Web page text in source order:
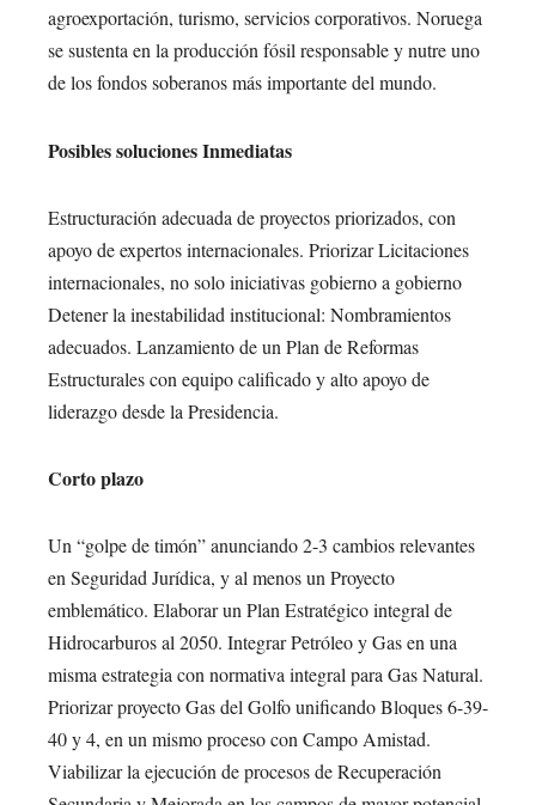
agroexportación, turismo, servicios corporativos. Noruega
se sustenta en la producción fósil responsable y nutre uno
de los fondos soberanos más importante del mundo.
Posibles soluciones Inmediatas
Estructuración adecuada de proyectos priorizados, con
apoyo de expertos internacionales. Priorizar Licitaciones
internacionales, no solo iniciativas gobierno a gobierno
Detener la inestabilidad institucional: Nombramientos
adecuados. Lanzamiento de un Plan de Reformas
Estructurales con equipo calificado y alto apoyo de
liderazgo desde la Presidencia.
Corto plazo
Un “golpe de timón” anunciando 2-3 cambios relevantes
en Seguridad Jurídica, y al menos un Proyecto
emblemático. Elaborar un Plan Estratégico integral de
Hidrocarburos al 2050. Integrar Petróleo y Gas en una
misma estrategia con normativa integral para Gas Natural.
Priorizar proyecto Gas del Golfo unificando Bloques 6-39-
40 y 4, en un mismo proceso con Campo Amistad.
Viabilizar la ejecución de procesos de Recuperación